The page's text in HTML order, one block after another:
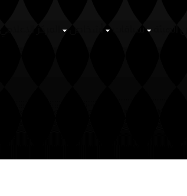
الرئيسية عن الهيئة سباقات